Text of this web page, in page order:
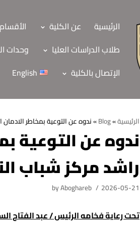
الرئيسية عن الكلية
طلاب الدراسات العليا
وحدات
الإتصال بالكلية
English
الرئيسية
عن الكلية
الرؤية والرسالة
الهيكل التنظيمي
الأقسام العلمية
شئون التعليم والطلاب
هيئة التدريس
الرئيسية»
Blog
»ندوه عن التوعية بمخاطر الادمان
ندوه عن التوعية
راشد مركز شباب النصر
byAboghareb 2026-05-21
تحت رعاية فخامه الرئيس / عبد الفتاح